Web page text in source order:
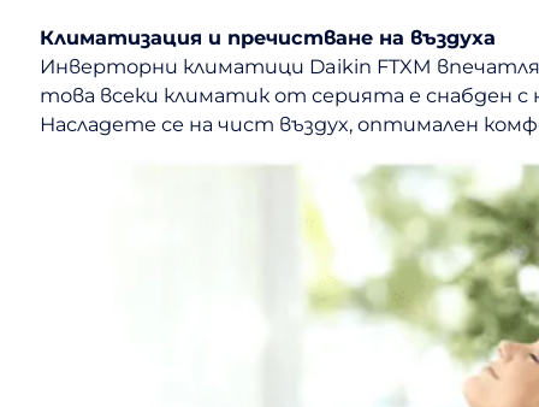
Климатизация и пречистване на въздуха
Инверторни климатици Daikin FTXM
това всеки климатик от серията е снабден с
Насладете се на чист въздух, оптимален